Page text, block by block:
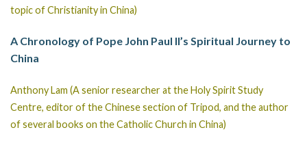
topic of Christianity in China)
A Chronology of Pope John Paul II’s Spiritual Journey to
China
Anthony Lam (A senior researcher at the Holy Spirit Study
Centre, editor of the Chinese section of Tripod, and the author
of several books on the Catholic Church in China)